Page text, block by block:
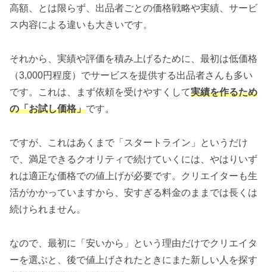
高額、とは限らず、出品者ごとの価格戦略や実績、サービ
ス内容による違いも大きいです。
それから、実績や評価を積み上げるために、最初は低価格
（3,000円程度）でサービスを提供する出品者さんも多い
です。これは、まず依頼を受けやすくして実績を作るため
の「お試し価格」です。
ですが、これはあくまで「スタートライン」というだけ
で、満足できるクオリティで続けていくには、やはりいず
れは適正な価格での値上げが必要です。クリエイターも生
活がかかっていますから、安すぎる料金のままでは長くは
続けられません。
なので、最初に「安いから」という理由だけでクリエイタ
ーを選ぶと、後で値上げされたときにまた新しい人を探す